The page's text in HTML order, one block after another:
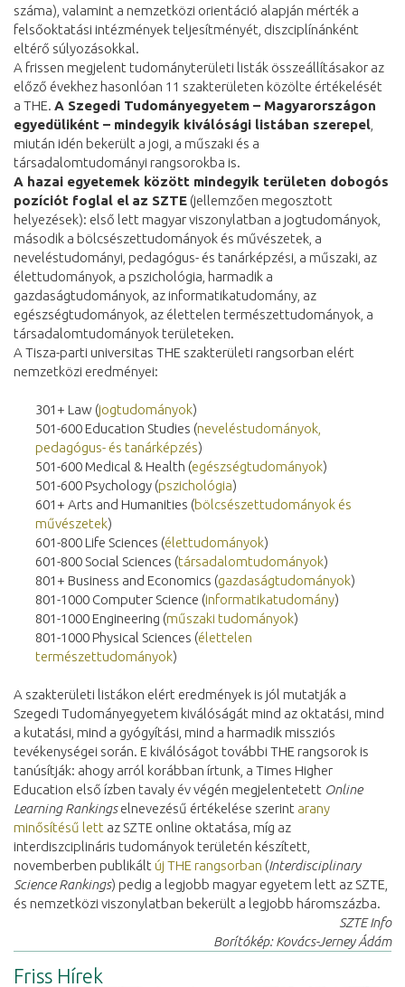
száma), valamint a nemzetközi orientáció alapján mérték a
felsőoktatási intézmények teljesítményét, diszciplínánként
eltérő súlyozásokkal.
A frissen megjelent tudományterületi listák összeállításakor az
előző évekhez hasonlóan 11 szakterületen közölte értékelését
a THE. A Szegedi Tudományegyetem – Magyarországon
egyedüliként – mindegyik kiválósági listában szerepel
miután idén bekerült a jogi, a műszaki és a
társadalomtudományi rangsorokba is.
A hazai egyetemek között mindegyik területen dobogós
pozíciót foglal el az SZTE (jellemzően megosztott
helyezések): első lett magyar viszonylatban a jogtudományok,
második a bölcsészettudományok és művészetek, a
neveléstudományi, pedagógus- és tanárképzési, a műszaki, az
élettudományok, a pszichológia, harmadik a
gazdaságtudományok, az informatikatudomány, az
egészségtudományok, az élettelen természettudományok, a
társadalomtudományok területeken.
A Tisza-parti universitas THE szakterületi rangsorban elért
nemzetközi eredményei:
301+ Law (jogtudományok)
501-600 Education Studies (neveléstudományok,
pedagógus- és tanárképzés)
501-600 Medical & Health (egészségtudományok)
501-600 Psychology (pszichológia)
601+ Arts and Humanities (bölcsészettudományok és
művészetek)
601-800 Life Sciences (élettudományok)
601-800 Social Sciences (társadalomtudományok)
801+ Business and Economics (gazdaságtudományok)
801-1000 Computer Science (informatikatudomány)
801-1000 Engineering (műszaki tudományok)
801-1000 Physical Sciences (élettelen
természettudományok)
A szakterületi listákon elért eredmények is jól mutatják a
Szegedi Tudományegyetem kiválóságát mind az oktatási, mind
a kutatási, mind a gyógyítási, mind a harmadik missziós
tevékenységei során. E kiválóságot további THE rangsorok is
tanúsítják: ahogy arról korábban írtunk, a Times Higher
Education első ízben tavaly év végén megjelentetett Online
Learning Rankingselnevezésű értékelése szerint arany
minősítésű lett az SZTE online oktatása, míg az
interdiszciplináris tudományok területén készített,
novemberben publikált új THE rangsorban (Interdisciplinary
Science Rankings) pedig a legjobb magyar egyetem lett az SZTE,
és nemzetközi viszonylatban bekerült a legjobb háromszázba.
SZTE Info
Borítókép: Kovács-Jerney Ádám
Friss Hírek